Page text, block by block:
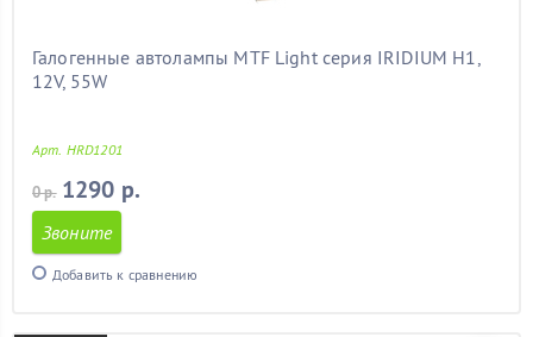
Галогенные автолампы MTF Light серия IRIDIUM H1,
12V, 55W
Арт. HRD1201
0 р. 1290 р.
Звоните
Добавить к сравнению